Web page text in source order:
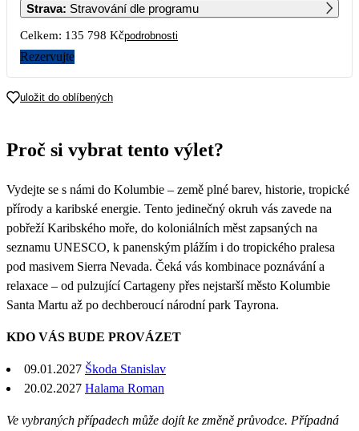
4 5 6 7
18
Strava: Stravování dle programu
Celkem: 135 798 Kčpodrobnosti
Rezervujte
uložit do oblíbených
Proč si vybrat tento výlet?
Vydejte se s námi do Kolumbie – země plné barev, historie, tropické
přírody a karibské energie. Tento jedinečný okruh vás zavede na
pobřeží Karibského moře, do koloniálních měst zapsaných na
seznamu UNESCO, k panenským plážím i do tropického pralesa
pod masivem Sierra Nevada. Čeká vás kombinace poznávání a
relaxace – od pulzující Cartageny přes nejstarší město Kolumbie
Santa Martu až po dechberoucí národní park Tayrona.
KDO VÁS BUDE PROVÁZET
09.01.2027 Škoda Stanislav
20.02.2027 Halama Roman
Ve vybraných případech může dojít ke změně průvodce. Případná